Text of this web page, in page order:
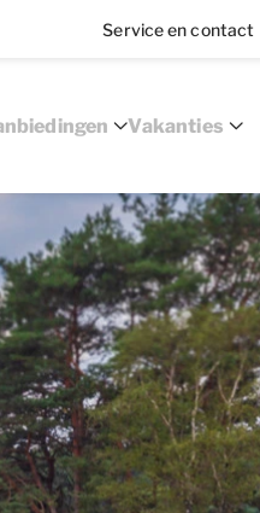
Service en contact
Vakanties